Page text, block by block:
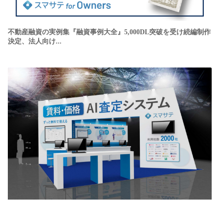
不動産融資の実例集『融資事例大全』5,000DL突破を受け続編制作
決定、法人向け...